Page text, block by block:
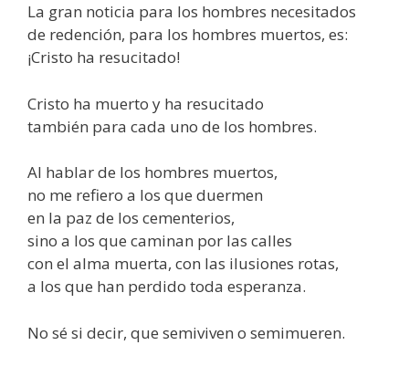
La gran noticia para los hombres necesitados
de redención, para los hombres muertos, es:
¡Cristo ha resucitado!
Cristo ha muerto y ha resucitado
también para cada uno de los hombres.
Al hablar de los hombres muertos,
no me refiero a los que duermen
en la paz de los cementerios,
sino a los que caminan por las calles
con el alma muerta, con las ilusiones rotas,
a los que han perdido toda esperanza.
No sé si decir, que semiviven o semimueren.